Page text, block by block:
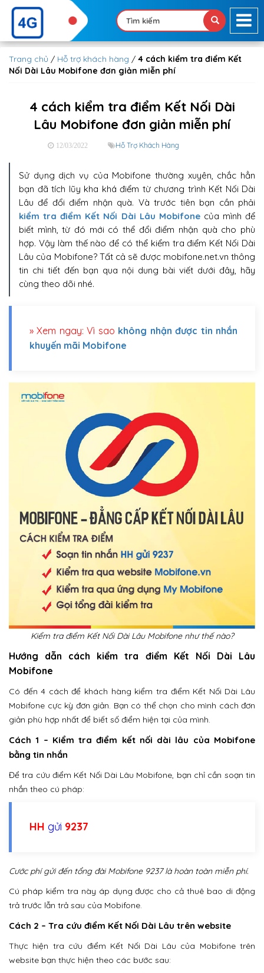
Trang chủ / Hỗ trợ khách hàng / 4 cách kiểm tra điểm Kết
Nối Dài Lâu Mobifone đơn giản miễn phí
4 cách kiểm tra điểm Kết Nối Dài
Lâu Mobifone đơn giản miễn phí
12/03/2022 Hỗ Trợ Khách Hàng
Sử dụng dịch vụ của Mobifone thường xuyên, chắc hẳn
bạn đã tích lũy kha khá điểm từ chương trình Kết Nối Dài
Lâu để đổi điểm nhận quà. Và trước tiên bạn cần phải
kiểm tra điểm Kết Nối Dài Lâu Mobifonecủa mình để
biết mình, từ đó mới có thể đổi điểm nhận quà cho phù
hợp. Vậy làm thế nào để có thể kiểm tra điểm Kết Nối Dài
Lâu của Mobifone? Tất cả sẽ được mobifone.net.vn thông
tin chi tiết đến bạn qua nội dung bài viết dưới đây, hãy
cùng theo dõi nhé.
» Xem ngay:Vì sao không nhận được tin nhắn
khuyến mãi Mobifone
Kiểm tra điểm Kết Nối Dài Lâu Mobifone như thế nào?
Hướng dẫn cách kiểm tra điểm Kết Nối Dài Lâu
Mobifone
Có đến 4 cách để khách hàng kiểm tra điểm Kết Nối Dài Lâu
Mobifone cực kỳ đơn giản. Bạn có thể chọn cho mình cách đơn
giản phù hợp nhất để biết số điểm hiện tại của mình.
Cách 1 – Kiểm tra điểm kết nối dài lâu của Mobifone
bằng tin nhắn
Để tra cứu điểm Kết Nối Dài Lâu Mobifone, bạn chỉ cần soạn tin
nhắn theo cú pháp:
HH gửi 9237
Cước phí gửi đến tổng đài Mobifone 9237 là hoàn toàn miễn phí.
Cú pháp kiểm tra này áp dụng được cho cả thuê bao di động
trả trước lẫn trả sau của Mobifone.
Cách 2 – Tra cứu điểm Kết Nối Dài Lâu trên website
Thực hiện tra cứu điểm Kết Nối Dài Lâu của Mobifone trên
website bạn thực hiện theo các bước sau: